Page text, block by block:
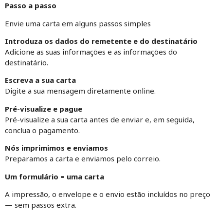
Passo a passo
Envie uma carta em alguns passos simples
Introduza os dados do remetente e do destinatário
Adicione as suas informações e as informações do
destinatário.
Escreva a sua carta
Digite a sua mensagem diretamente online.
Pré-visualize e pague
Pré-visualize a sua carta antes de enviar e, em seguida,
conclua o pagamento.
Nós imprimimos e enviamos
Preparamos a carta e enviamos pelo correio.
Um formulário = uma carta
A impressão, o envelope e o envio estão incluídos no preço
— sem passos extra.